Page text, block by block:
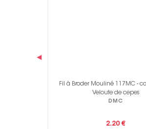
Fil à Broder Mouliné 117MC -
Bois flotte
DMC
2.20 €
‹